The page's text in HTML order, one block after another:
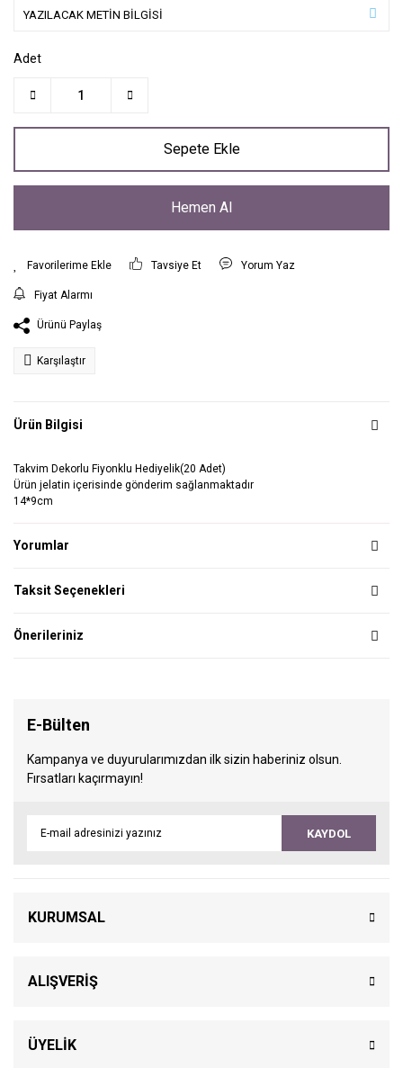
Adet
Sepete Ekle
Hemen Al
Tavsiye Et Yorum Yaz
Fiyat Alarmı
Ürünü Paylaş
Karşılaştır
Ürün Bilgisi
Takvim Dekorlu Fiyonklu Hediyelik(20 Adet)
Ürün jelatin içerisinde gönderim sağlanmaktadır
14*9cm
Yorumlar
Taksit Seçenekleri
Önerileriniz
E-Bülten
Kampanya ve duyurularımızdan ilk sizin haberiniz olsun.
Fırsatları kaçırmayın!
KAYDOL
KURUMSAL
ALIŞVERİŞ
ÜYELİK